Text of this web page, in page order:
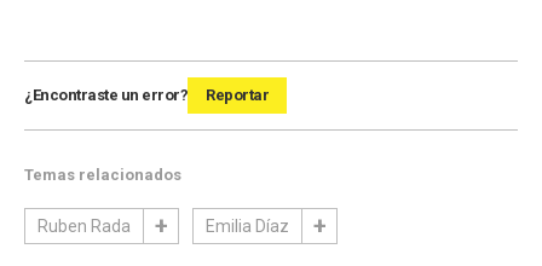
¿Encontraste un error? Reportar
Temas relacionados
Ruben Rada Emilia Díaz